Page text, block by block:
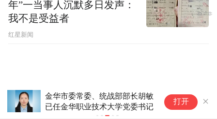
金华市委常委、统战部部长胡敏
已任金华职业技术大学党委书记
“
打开
年”一当事人沉默多日发声：
我不是受益者
红星新闻